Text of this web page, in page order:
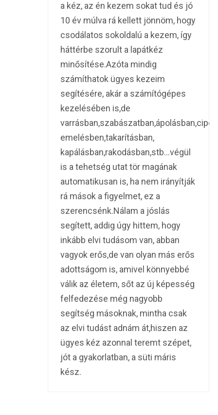
a kéz, az én kezem sokat tud és jó
10 év múlva rá kellett jönnöm, hogy
csodálatos sokoldalú a kezem, így
háttérbe szorult a lapátkéz
minősítése.Azóta mindig
számíthatok ügyes kezeim
segítésére, akár a számítógépes
kezelésében is,de
emelésben,takarításban,
kapálásban,rakodásban,stb…végül
is a tehetség utat tör magának
automatikusan is, ha nem irányítják
rá mások a figyelmet, ez a
szerencsénk.Nálam a jóslás
segített, addig úgy hittem, hogy
inkább elvi tudásom van, abban
vagyok erős,de van olyan más erős
adottságom is, amivel könnyebbé
válik az életem, sőt az új képesség
felfedezése még nagyobb
segítség másoknak, mintha csak
az elvi tudást adnám át,hiszen az
ügyes kéz azonnal teremt szépet,
jót a gyakorlatban, a süti máris
kész.